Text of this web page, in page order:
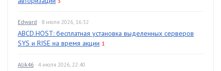
Edward · 8 июля 2026, 16:32
ABCD.HOST: бесплатная установка выделенных серверов
SYS и RISE на время акции 1
Alik46 · 4 июля 2026, 22:40